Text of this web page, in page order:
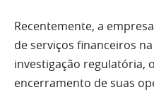
Recentemente, a
de serviços financeiros
investigação regulatória,
encerramento de suas